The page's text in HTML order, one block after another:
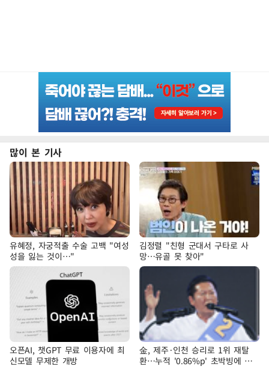
많이 본 기사
유혜정, 자궁적출 수술 고백 "여성
성을 잃는 것이…"
김정렬 "친형 군대서 구타로 사
망…유골 못 찾아"
오픈AI, 챗GPT 무료 이용자에 최
신모델 무제한 개방
金, 제주·인천 승리로 1위 재탈
환…누적 '0.86%p' 초박빙에 호